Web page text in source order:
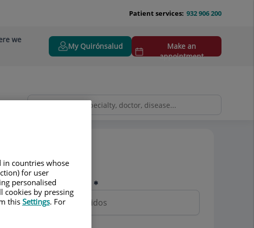
932 906 200
Patient services:
we
My Quirónsalud
Make an
appointment
Nombre y apellidos
in countries whose
for user
personalised
cookies by pressing
thisSettings. For